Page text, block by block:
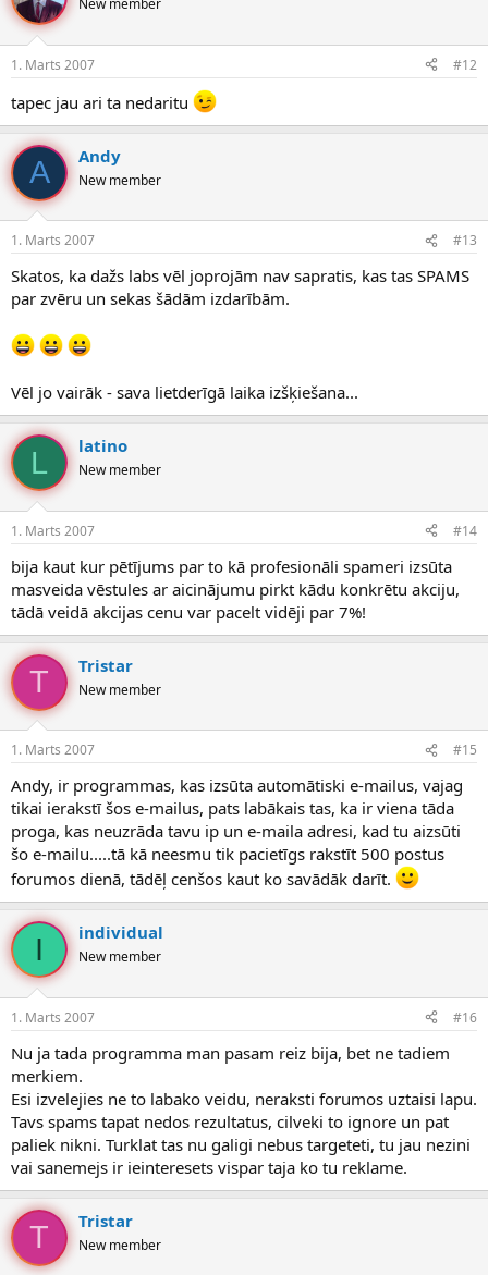
New member
1. Marts 2007 #12
tapec jau ari ta nedaritu
A Andy
New member
1. Marts 2007 #13
Skatos, ka dažs labs vēl joprojām nav sapratis, kas tas SPAMS
par zvēru un sekas šādām izdarībām.
Vēl jo vairāk - sava lietderīgā laika izšķiešana...
L latino
New member
1. Marts 2007 #14
bija kaut kur pētījums par to kā profesionāli spameri izsūta
masveida vēstules ar aicinājumu pirkt kādu konkrētu akciju,
tādā veidā akcijas cenu var pacelt vidēji par 7%!
T Tristar
New member
1. Marts 2007 #15
Andy, ir programmas, kas izsūta automātiski e-mailus, vajag
tikai ierakstī šos e-mailus, pats labākais tas, ka ir viena tāda
proga, kas neuzrāda tavu ip un e-maila adresi, kad tu aizsūti
šo e-mailu.....tā kā neesmu tik pacietīgs rakstīt 500 postus
forumos dienā, tādēļ cenšos kaut ko savādāk darīt.
I individual
New member
1. Marts 2007 #16
Nu ja tada programma man pasam reiz bija, bet ne tadiem
merkiem.
Esi izvelejies ne to labako veidu, neraksti forumos uztaisi lapu.
Tavs spams tapat nedos rezultatus, cilveki to ignore un pat
paliek nikni. Turklat tas nu galigi nebus targeteti, tu jau nezini
vai sanemejs ir ieinteresets vispar taja ko tu reklame.
T Tristar
New member